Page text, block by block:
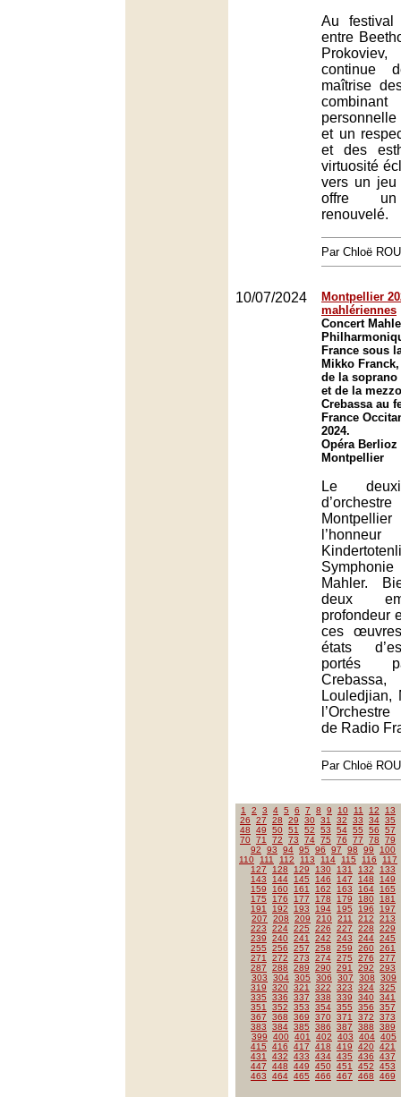
Au festival
entre
continue
maîtrise
et un
et des
virtuosité
vers un jeu
offre un
renouvelé.
Par Chloë
10/07/2024
Montpellier
mahlériennes
Concert
France sous
Mikko
de la
et de la
Crebassa au
France
2024.
Opéra Berlioz
Montpellier
Le
Mahler.
deux
profondeur
ces
états
portés
Louledjian,
de Radio
Par Chloë
1 2 3 4 5 6 7 8 9 10 11 12
13
26
27 28 29 30 31 32 33 34 35
48
49 50 51 52 53 54 55 56
57
70 71 72 73 74 75 76 77 78
79
92
93 94 95 96 97 98 99
100
110
111 112 113 114 115 116
117
127
128 129 130 131 132
133
143
144 145 146 147 148
149
159
160 161 162 163 164
165
175
176 177 178 179 180
181
191
192 193 194 195 196
197
207
208 209 210 211 212
213
223
224 225 226 227 228
229
239
240 241 242 243 244 245
255
256 257 258 259 260 261
271
272 273 274 275 276
277
287
288 289 290 291 292
293
303
304 305 306 307 308
309
319
320 321 322 323 324 325
335
336 337 338 339 340 341
351
352 353 354 355 356
357
367
368 369 370 371 372
373
383
384 385 386 387 388
389
399
400 401 402 403 404 405
415
416 417 418 419 420 421
431
432 433 434 435 436
437
447
448 449 450 451 452
453
463
464 465 466 467 468 469